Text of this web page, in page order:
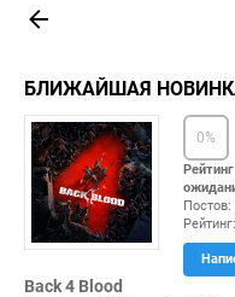
БЛИЖАЙШАЯ
0%
Рейтинг
Постов:
Рейтинг:
Back 4 Blood